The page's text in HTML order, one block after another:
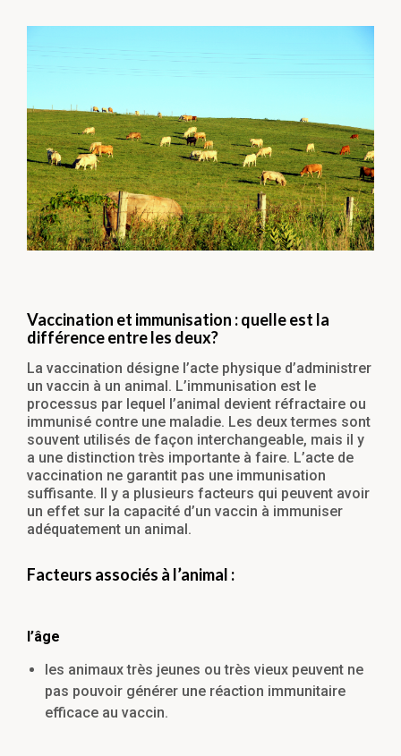
Vaccination et immunisation : quelle est la
différence entre les deux?
La vaccination désigne l’acte physique d’administrer
un vaccin à un animal. L’immunisation est le
processus par lequel l’animal devient réfractaire ou
immunisé contre une maladie. Les deux termes sont
souvent utilisés de façon interchangeable, mais il y
a une distinction très importante à faire. L’acte de
vaccination ne garantit pas une immunisation
suffisante. Il y a plusieurs facteurs qui peuvent avoir
un effet sur la capacité d’un vaccin à immuniser
adéquatement un animal.
Facteurs associés à l’animal :
l’âge
les animaux très jeunes ou très vieux peuvent ne
pas pouvoir générer une réaction immunitaire
efficace au vaccin.